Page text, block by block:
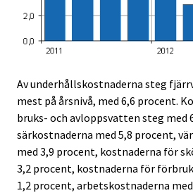
Av underhållskostnaderna steg
mest på årsnivå, med 6,6 procent.
bruks- och avloppsvatten steg med
särkostnaderna med 5,8 procent,
med 3,9 procent, kostnaderna för
3,2 procent, kostnaderna för
1,2 procent, arbetskostnaderna